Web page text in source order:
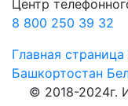
Центр
8 800 250 39 32
Главная страница
Башкортостан
© 2018-2024г.